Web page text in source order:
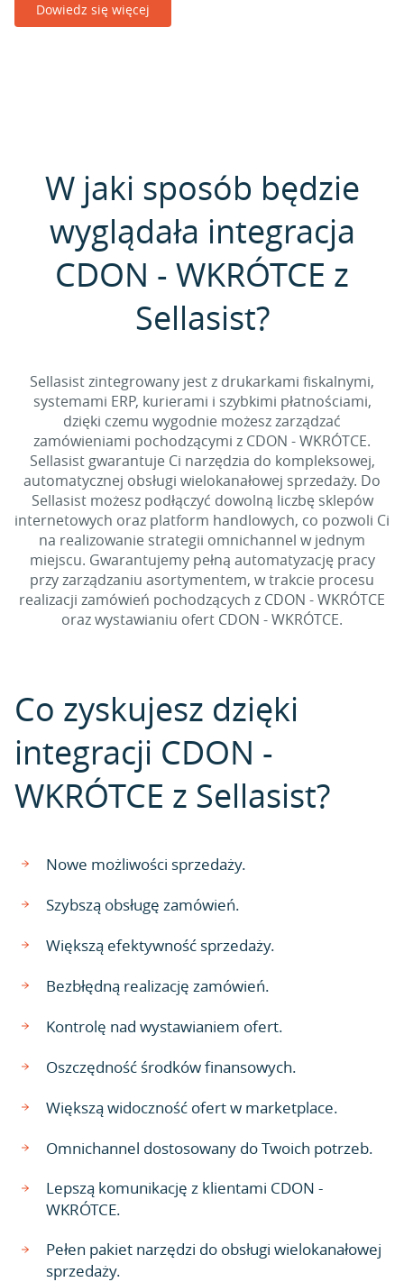
Dowiedz się więcej
W jaki sposób będzie
wyglądała integracja
CDON - WKRÓTCE z
Sellasist?
Sellasist zintegrowany jest z drukarkami fiskalnymi,
systemami ERP, kurierami i szybkimi płatnościami,
dzięki czemu wygodnie możesz zarządzać
zamówieniami pochodzącymi z CDON - WKRÓTCE.
Sellasist gwarantuje Ci narzędzia do kompleksowej,
automatycznej obsługi wielokanałowej sprzedaży. Do
Sellasist możesz podłączyć dowolną liczbę sklepów
internetowych oraz platform handlowych, co pozwoli Ci
na realizowanie strategii omnichannel w jednym
miejscu. Gwarantujemy pełną automatyzację pracy
przy zarządzaniu asortymentem, w trakcie procesu
realizacji zamówień pochodzących z CDON - WKRÓTCE
oraz wystawianiu ofert CDON - WKRÓTCE.
Co zyskujesz dzięki
integracji CDON -
WKRÓTCE z Sellasist?
Nowe możliwości sprzedaży.
Szybszą obsługę zamówień.
Większą efektywność sprzedaży.
Bezbłędną realizację zamówień.
Kontrolę nad wystawianiem ofert.
Oszczędność środków finansowych.
Większą widoczność ofert w marketplace.
Omnichannel dostosowany do Twoich potrzeb.
Lepszą komunikację z klientami CDON -
WKRÓTCE.
Pełen pakiet narzędzi do obsługi wielokanałowej
sprzedaży.